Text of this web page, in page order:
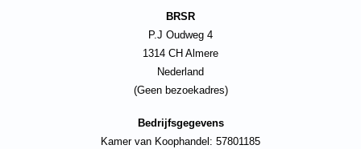
BRSR
P.J Oudweg 4
1314 CH Almere
Nederland
(Geen bezoekadres)
Bedrijfsgegevens
Kamer van Koophandel: 57801185